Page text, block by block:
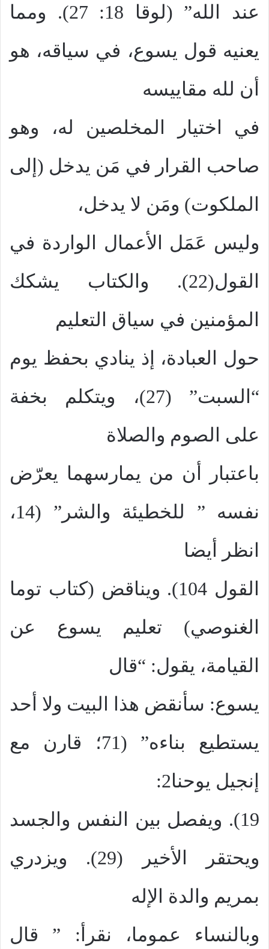
عند الله” (لوقا 18: 27). ومما
يعنيه قول يسوع، في سياقه، هو
أن لله مقاييسه
في اختيار المخلصين له، وهو
صاحب القرار في مَن يدخل (إلى
الملكوت) ومَن لا يدخل،
وليس عَمَل الأعمال الواردة في
القول(22). والكتاب يشكك
المؤمنين في سياق التعليم
حول العبادة، إذ ينادي بحفظ يوم
“السبت” (27)، ويتكلم بخفة
على الصوم والصلاة
باعتبار أن من يمارسهما يعرّض
نفسه ” للخطيئة والشر” (14،
انظر أيضا
القول 104). ويناقض (كتاب توما
الغنوصي) تعليم يسوع عن
القيامة، يقول: “قال
يسوع: سأنقض هذا البيت ولا أحد
يستطيع بناءه” (71؛ قارن مع
إنجيل يوحنا2:
19). ويفصل بين النفس والجسد
ويحتقر الأخير (29). ويزدري
بمريم والدة الإله
وبالنساء عموما، نقرأ: ” قال